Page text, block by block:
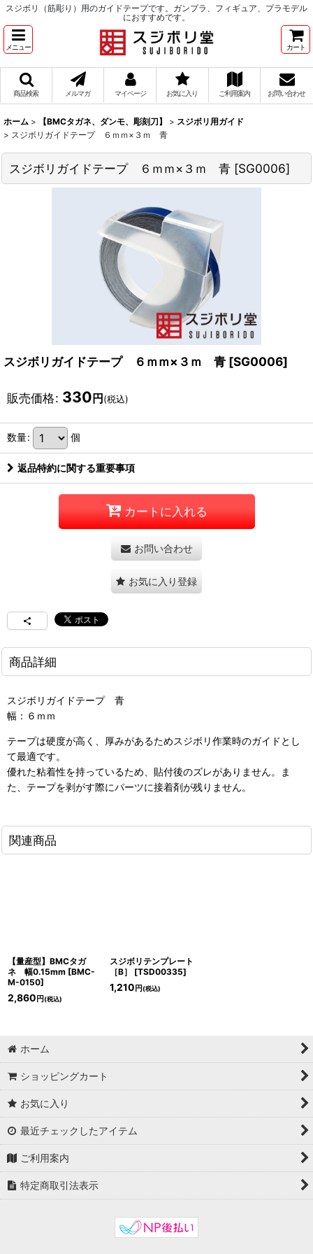
スジボリ（筋彫り）用のガイドテープです。ガンプラ、フィギュア、プラモデル
におすすめです。
メニュー カート
商品検索 メルマガ マイページ お気に入り ご利用案内 お問い合わせ
ホーム > 【BMCタガネ、ダンモ、彫刻刀】 > スジボリ用ガイド
> スジボリガイドテープ ６ｍｍ×３ｍ 青
スジボリガイドテープ ６ｍｍ×３ｍ 青 [SG0006]
スジボリガイドテープ ６ｍｍ×３ｍ 青 [SG0006]
販売価格: 330円(税込)
数量: 個
返品特約に関する重要事項
カートに入れる
お問い合わせ
お気に入り登録
商品詳細
スジボリガイドテープ 青
幅：６ｍｍ
テープは硬度が高く、厚みがあるためスジボリ作業時のガイドとし
て最適です。
優れた粘着性を持っているため、貼付後のズレがありません。ま
た、テープを剥がす際にパーツに接着剤が残りません。
関連商品
【量産型】BMCタガ
ネ 幅0.15mm [BMC-
M-0150]
2,860 円(税込)
スジボリテンプレート
［B］
[TSD00335]
1,210 円(税込)
ホーム
ショッピングカート
お気に入り
最近チェックしたアイテム
ご利用案内
特定商取引法表示